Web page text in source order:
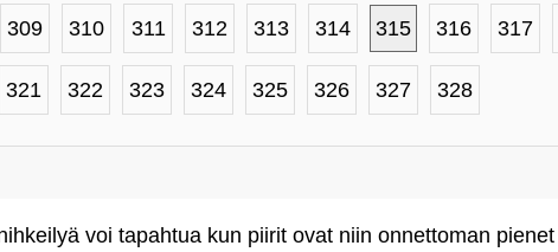
309 310 311 312 313 314 315 316 317
321 322 323 324 325 326 327 328
voi tapahtua kun piirit ovat niin onnettoman